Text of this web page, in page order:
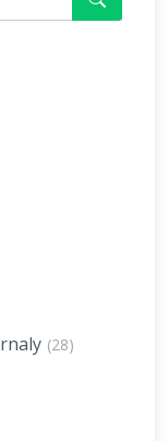
(28)